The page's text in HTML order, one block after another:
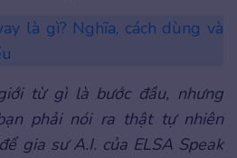
là gì? Nghĩa, cách dùng và
từ gì là bước đầu, nhưng
phải nói ra thật tự nhiên
gia sư A.I. của ELSA Speak